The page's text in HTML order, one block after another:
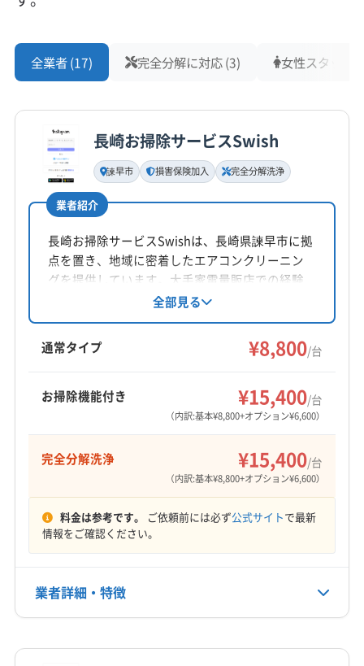
平日10:00〜19:00 土日祝10:00〜17:00
年中無休
電話番号
095-893-5482
公式HP
全業者 (17) 完全分解に対応 (3) 女性スタッフ
長崎お掃除サービスSwish
諫早市 損害保険加入 完全分解洗浄
業者紹介
長崎お掃除サービスSwishは、長崎県諫早市に拠
点を置き、地域に密着したエアコンクリーニン
グを提供しています。大手家電量販店での経験
を持つスタッフが、丁寧な作業とわかりやすい
説明を心掛けています。完全分解洗浄や抗菌コ
ートなどのオプションも充実。損害保険加入済
みで、万が一の際も安心です。営業時間外の予
全部見る
通常タイプ ¥8,800/台
お掃除機能付き ¥15,400/台
（内訳:基本¥8,800+オプション¥6,600）
完全分解洗浄 ¥15,400/台
（内訳:基本¥8,800+オプション¥6,600）
料金は参考です。 ご依頼前には必ず公式サイトで最新
情報をご確認ください。
業者詳細・特徴